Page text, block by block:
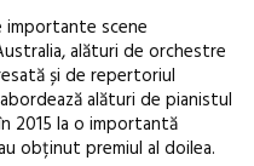
scene
alături de orchestre
și de repertoriul
alături de pianistul
2015 la o importantă
obținut premiul al doilea.